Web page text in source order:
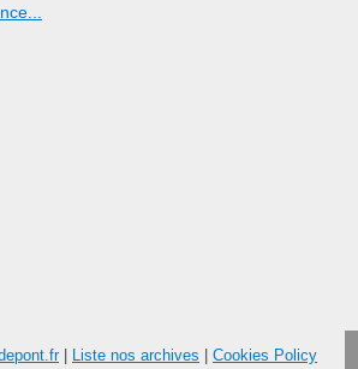
| Liste nos archives | Cookies Policy